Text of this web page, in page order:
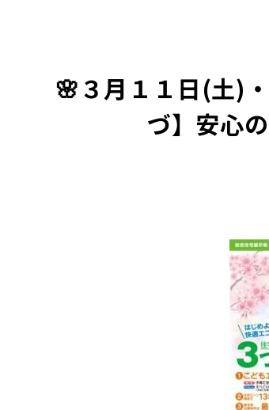
🌸３月１１日(土)
づ】安心